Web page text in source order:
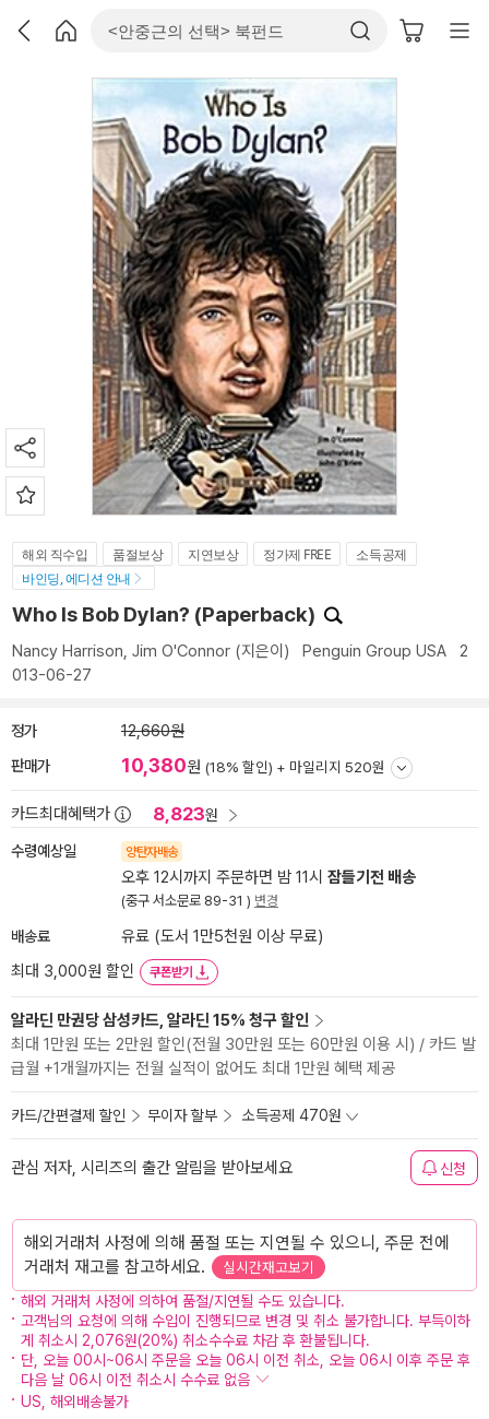
해외 직수입 품절보상 지연보상 정가제 FREE
소득공제
바인딩, 에디션 안내
Who Is Bob Dylan? (Paperback)
Nancy Harrison, Jim O'Connor (지은이) Penguin Group USA 2
013-06-27
정가 12,660원
판매가 10,380원 (18% 할인) + 마일리지 520원
카드최대혜택가 8,823원
수령예상일 양탄자배송
오후 12시까지 주문하면 밤 11시 잠들기전 배송
(중구 서소문로 89-31 ) 변경
배송료
유료 (도서 1만5천원 이상 무료)
최대 3,000원 할인
쿠폰받기
알라딘 만권당 삼성카드, 알라딘 15% 청구 할인
최대 1만원 또는 2만원 할인(전월 30만원 또는 60만원 이용 시) / 카드 발
급월 +1개월까지는 전월 실적이 없어도 최대 1만원 혜택 제공
카드/간편결제 할인 무이자 할부 소득공제 470원
관심 저자, 시리즈의 출간 알림을 받아보세요 신청
해외거래처 사정에 의해 품절 또는 지연될 수 있으니, 주문 전에
거래처 재고를 참고하세요.
실시간재고보기
해외 거래처 사정에 의하여 품절/지연될 수도 있습니다.
고객님의 요청에 의해 수입이 진행되므로 변경 및 취소 불가합니다. 부득이하
게 취소시 2,076원(20%) 취소수수료 차감 후 환불됩니다.
단, 오늘 00시~06시 주문을 오늘 06시 이전 취소, 오늘 06시 이후 주문 후
다음 날 06시 이전 취소시 수수료 없음
US, 해외배송불가